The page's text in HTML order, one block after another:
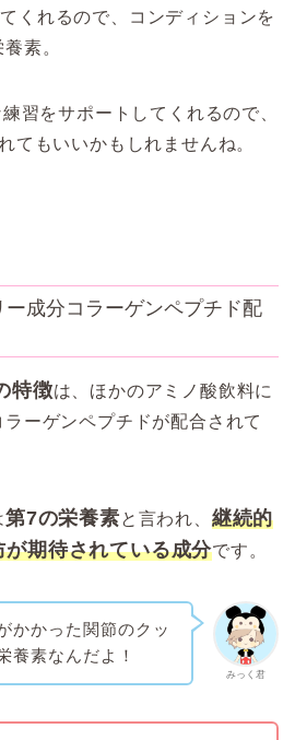
くれるので、コンディションを
素。
習をサポートしてくれるので、
てもいいかもしれませんね。
成分コラーゲンペプチド配
特徴は、ほかのアミノ酸飲料に
ーゲンペプチドが配合されて
第7の栄養素と言われ、 継続的
期待されている成分です。
みっく君
かかった関節のクッ
養素なんだよ！